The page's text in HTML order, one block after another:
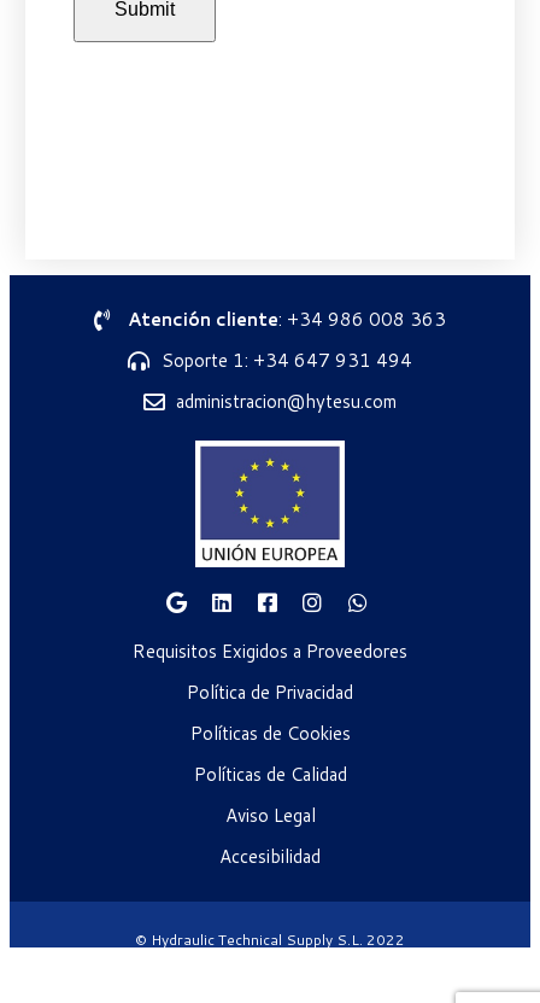
Atención cliente: +34 986 008 363
Soporte 1: +34 647 931 494
administracion@hytesu.com
Requisitos Exigidos a Proveedores
Política de Privacidad
Políticas de Cookies
Políticas de Calidad
Aviso Legal
Accesibilidad
© Hydraulic Technical Supply S.L. 2022